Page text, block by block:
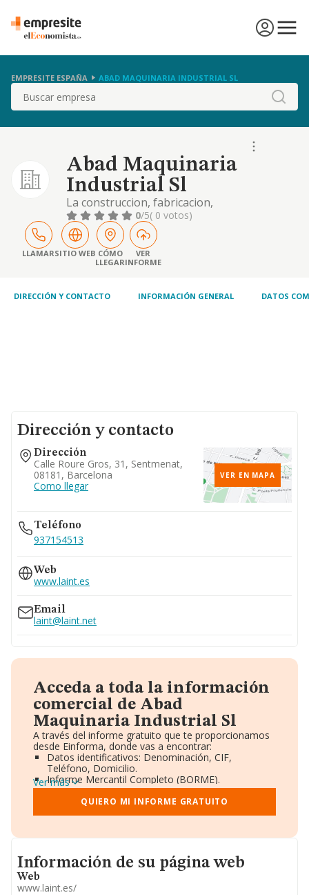
EMPRESITE ESPAÑA ABAD MAQUINARIA INDUSTRIAL SL
Buscar
Abad Maquinaria
Industrial Sl
La construccion, fabricacion,
comercializacion de maquinas para las
industrias alimenticias de bebidas y de
tabaco.
0/5( 0 votos)
LLAMARSITIO WEB CÓMO
LLEGAR
VER
INFORME
DIRECCIÓN Y CONTACTO INFORMACIÓN GENERAL DATOS
Dirección y contacto
Dirección
Calle Roure Gros, 31, Sentmenat,
08181, Barcelona
Como llegar
VER EN MAPA
Teléfono
937154513
Web
www.laint.es
Email
laint@laint.net
Acceda a toda la información
comercial de Abad
Maquinaria Industrial Sl
A través del informe gratuito que te proporcionamos
desde Einforma, donde vas a encontrar:
Datos identificativos: Denominación, CIF,
Teléfono, Domicilio.
Informe Mercantil Completo (BORME).
Gráficos de Evolución Ventas y Empleados.
Consejo de Administración y Administradores.
Directivos y Ejecutivos.
Información oficial y registral complementaria.
Ver más
QUIERO MI INFORME GRATUITO
Informacion de su página web
Información de su página web
Web
www.laint.es/